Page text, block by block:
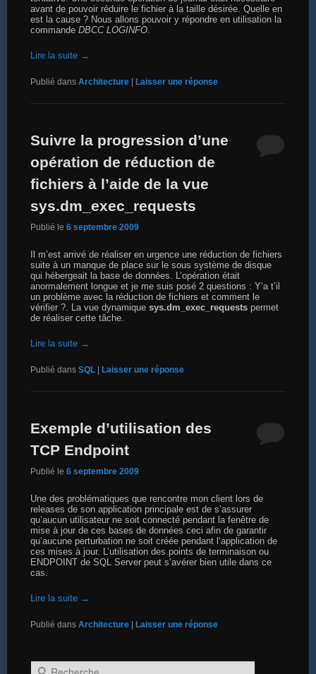
avant de pouvoir réduire le fichier à la taille désirée. Quelle en
est la cause ? Nous allons pouvoir y répondre en utilisation la
commande DBCC LOGINFO.
Lire la suite →
Publié dans Architecture Laisser une réponse
Suivre la progression d’une
opération de réduction de
fichiers à l’aide de la vue
sys.dm_exec_requests
Publié le 6 septembre 2009
Il m’est arrivé de réaliser en urgence une réduction de fichiers
suite à un manque de place sur le sous système de disque
qui hébergeait la base de données. L’opération était
anormalement longue et je me suis posé 2 questions : Y’a t’il
un problème avec la réduction de fichiers et comment le
vérifier ?. La vue dynamique sys.dm_exec_requestspermet
de réaliser cette tâche.
Lire la suite →
Publié dans SQL | Laisser une réponse
Exemple d’utilisation des
TCP Endpoint
Publié le 6 septembre 2009
Une des problématiques que rencontre mon client lors de
releases de son application principale est de s’assurer
qu’aucun utilisateur ne soit connecté pendant la fenêtre de
mise à jour de ces bases de données ceci afin de garantir
qu’aucune perturbation ne soit créée pendant l’application de
ces mises à jour. L’utilisation des points de terminaison ou
ENDPOINT de SQL Server peut s’avérer bien utile dans ce
cas.
Lire la suite →
Publié dans Architecture | Laisser une réponse
Recherche